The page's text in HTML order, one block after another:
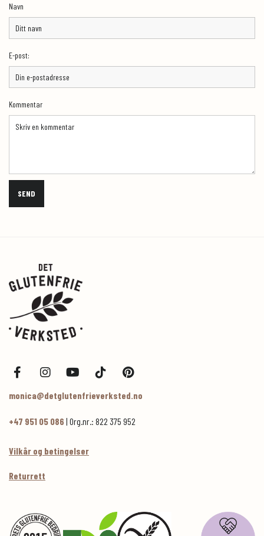
Navn
E-post:
Kommentar
monica@detglutenfrieverksted.no
+47 951 05 086 | Org.nr.: 822 375 952
Vilkår og betingelser
Returrett